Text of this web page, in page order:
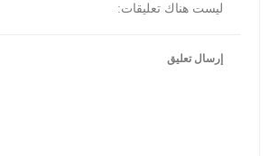
ليست هناك تعليقات:
إرسال تعليق